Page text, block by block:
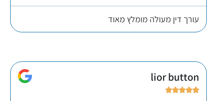
עורך דין מעולה מומלץ מאוד
lior button




